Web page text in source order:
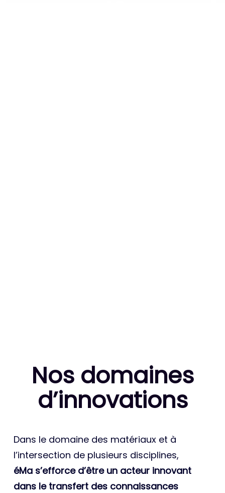
Nos domaines
d’innovations
Dans le domaine des matériaux et à
l’intersection de plusieurs disciplines,
éMa s’efforce d’être un acteur innovant
dans le transfert des connaissances